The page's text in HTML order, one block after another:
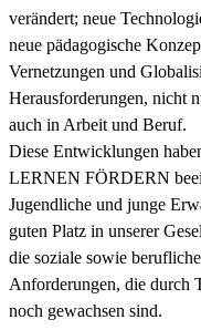
verändert; neue
neue pädagogische
Vernetzungen und
Herausforderungen, nicht
auch in Arbeit und Beruf.
Diese Entwicklungen
LERNEN FÖRDERN
Jugendliche und junge
guten Platz in unserer
die soziale sowie
Anforderungen, die durch
noch gewachsen sind.